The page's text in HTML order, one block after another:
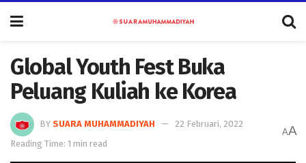
Global Youth Fest Buka
Peluang Kuliah ke Korea
BY SUARA MUHAMMADIYAH
22 Februari, 2022
Reading Time: 1 min read
AA